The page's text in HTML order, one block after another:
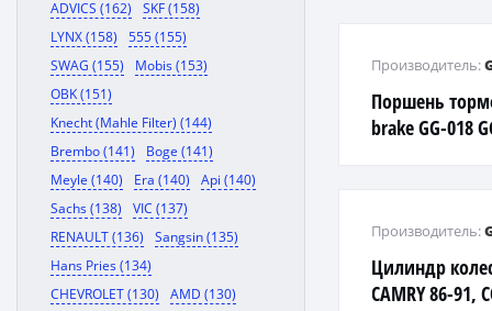
ADVICS (162)
SKF (158)
LYNX (158)
555 (155)
SWAG (155)
Mobis (153)
OBK (151)
Knecht (Mahle Filter) (144)
Brembo (141)
Boge (141)
Meyle (140)
Era (140)
Api (140)
Sachs (138)
VIC (137)
RENAULT (136)
Sangsin (135)
Hans Pries (134)
CHEVROLET (130)
AMD (130)
Поршень
brake GG-018
Производитель:
Цилиндр
CAMRY 86-91,
Производитель: